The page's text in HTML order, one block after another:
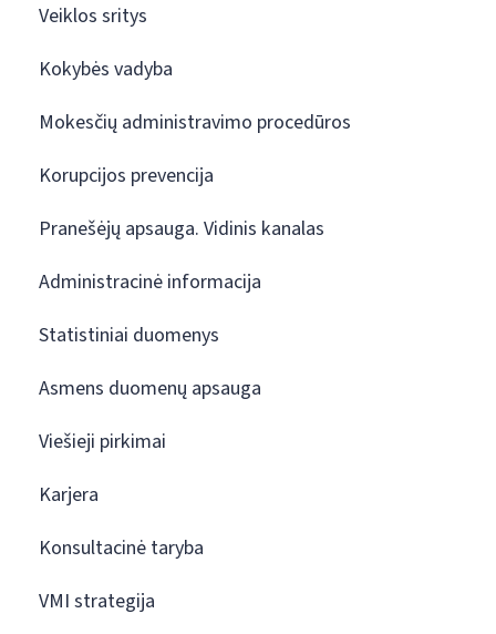
Veiklos sritys
Kokybės vadyba
Mokesčių administravimo procedūros
Korupcijos prevencija
Pranešėjų apsauga. Vidinis kanalas
Administracinė informacija
Statistiniai duomenys
Asmens duomenų apsauga
Viešieji pirkimai
Karjera
Konsultacinė taryba
VMI strategija